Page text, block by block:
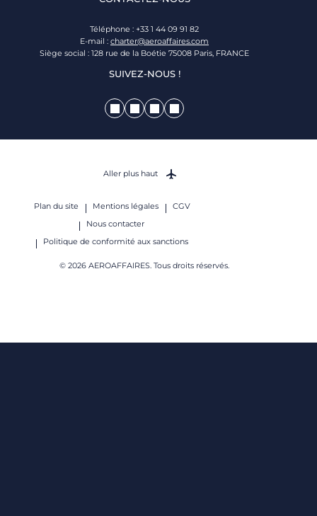
Téléphone : +33 1 44 09 91 82
E-mail : charter@aeroaffaires.com
Siège social : 128 rue de la Boétie 75008 Paris, FRANCE
SUIVEZ-NOUS !
Plan du site Mentions légales
CGV
Nous contacter
Politique de conformité aux sanctions
© 2026 AEROAFFAIRES. Tous droits réservés.
Aller plus haut